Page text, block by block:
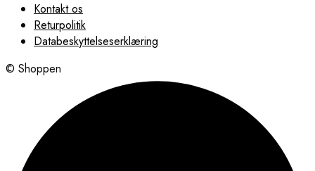
Kontakt os
Returpolitik
Databeskyttelseserklæring
© Shoppen